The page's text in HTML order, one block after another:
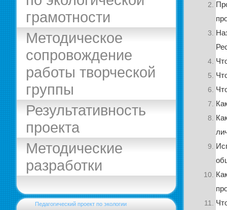
грамотности
Методическое
сопровождение
работы творческой
группы
Результативность
проекта
Методические
разработки
Педагогический проект по экологии